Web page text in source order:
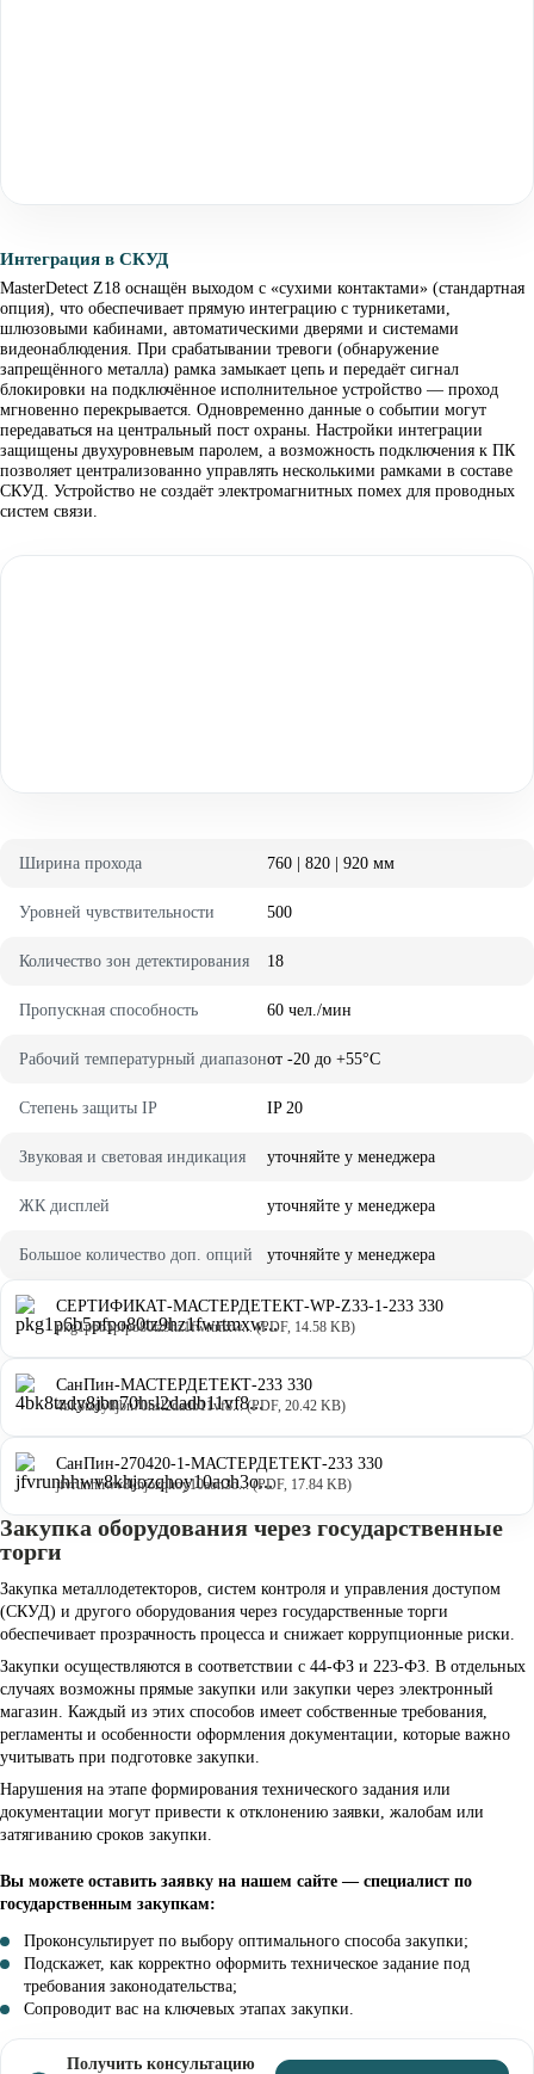
Интеграция в СКУД
MasterDetect Z18 оснащён выходом с «сухими контактами» (стандартная
опция), что обеспечивает прямую интеграцию с турникетами,
шлюзовыми кабинами, автоматическими дверями и системами
видеонаблюдения. При срабатывании тревоги (обнаружение
запрещённого металла) рамка замыкает цепь и передаёт сигнал
блокировки на подключённое исполнительное устройство — проход
мгновенно перекрывается. Одновременно данные о событии могут
передаваться на центральный пост охраны. Настройки интеграции
защищены двухуровневым паролем, а возможность подключения к ПК
позволяет централизованно управлять несколькими рамками в составе
СКУД. Устройство не создаёт электромагнитных помех для проводных
систем связи.
Ширина прохода 760 | 820 | 920 мм
Уровней чувствительности 500
Количество зон детектирования 18
Пропускная способность 60 чел./мин
Рабочий температурный диапазонот -20 до +55°С
Степень защиты IP IP 20
Звуковая и световая индикация уточняйте у менеджера
ЖК дисплей уточняйте у менеджера
Большое количество доп. опций уточняйте у менеджера
СЕРТИФИКАТ-МАСТЕРДЕТЕКТ-WP-Z33-1-233 330
pkg1p6b5pfpo80tz9hz1fwrtmxw... (PDF, 14.58 KB)
СанПин-МАСТЕРДЕТЕКТ-233 330
4bk8tzdy8jbn70hsl2dadb11vf8... (PDF, 20.42 KB)
СанПин-270420-1-МАСТЕРДЕТЕКТ-233 330
jfvrunhhwv8khjozqhoy10aoh3o... (PDF, 17.84 KB)
Закупка оборудования через государственные
торги
Закупка металлодетекторов, систем контроля и управления доступом
(СКУД) и другого оборудования через государственные торги
обеспечивает прозрачность процесса и снижает коррупционные риски.
Закупки осуществляются в соответствии с 44-ФЗ и 223-ФЗ. В отдельных
случаях возможны прямые закупки или закупки через электронный
магазин. Каждый из этих способов имеет собственные требования,
регламенты и особенности оформления документации, которые важно
учитывать при подготовке закупки.
Нарушения на этапе формирования технического задания или
документации могут привести к отклонению заявки, жалобам или
затягиванию сроков закупки.
Вы можете оставить заявку на нашем сайте — специалист по
государственным закупкам:
Проконсультирует по выбору оптимального способа закупки;
Подскажет, как корректно оформить техническое задание под
требования законодательства;
Сопроводит вас на ключевых этапах закупки.
Получить консультацию